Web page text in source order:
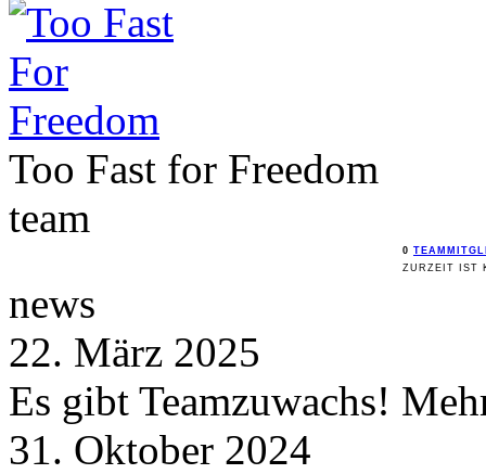
Too Fast for Freedom
team
0
ZURZEIT IST
news
22. März 2025
Es gibt Teamzuwachs!
31. Oktober 2024